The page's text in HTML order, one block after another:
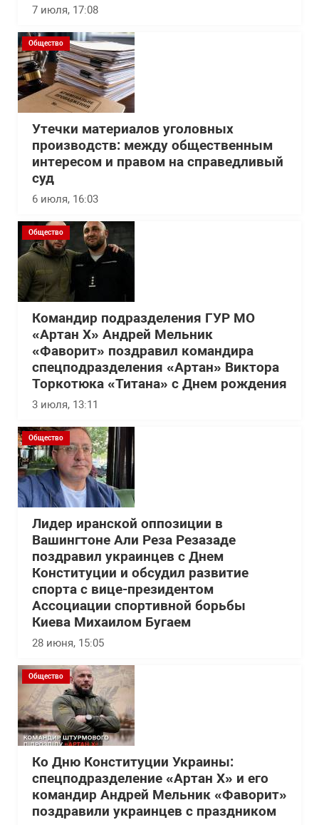
7 июля, 17:08
Общество
Утечки материалов уголовных
производств: между общественным
интересом и правом на справедливый
суд
6 июля, 16:03
Общество
Командир подразделения ГУР МО
«Артан Х» Андрей Мельник
«Фаворит» поздравил командира
спецподразделения «Артан» Виктора
Торкотюка «Титана» с Днем рождения
3 июля, 13:11
Общество
Лидер иранской оппозиции в
Вашингтоне Али Реза Резазаде
поздравил украинцев с Днем
Конституции и обсудил развитие
спорта с вице-президентом
Ассоциации спортивной борьбы
Киева Михаилом Бугаем
28 июня, 15:05
Общество
Ко Дню Конституции Украины:
спецподразделение «Артан Х» и его
командир Андрей Мельник «Фаворит»
поздравили украинцев с праздником